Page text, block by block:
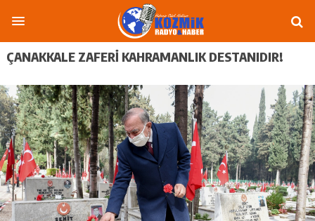
ÇANAKKALE ZAFERİ KAHRAMANLIK DESTANIDIR!